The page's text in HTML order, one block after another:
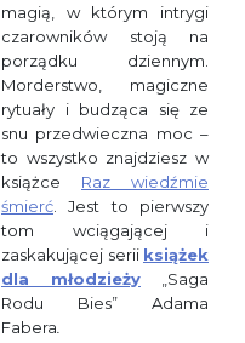
magią, w którym intrygi
czarowników stoją na
porządku dziennym.
Morderstwo, magiczne
rytuały i budząca się ze
snu przedwieczna moc –
to wszystko znajdziesz w
książce Raz wiedźmie
śmierć. Jest to pierwszy
tom wciągającej i
zaskakującej serii książek
dla młodzieży „Saga
Rodu Bies” Adama
Fabera.